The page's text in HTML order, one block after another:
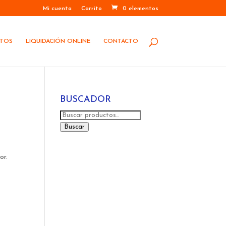
Mi cuenta Carrito 0 elementos
LIQUIDACIÓN ONLINE CONTACTO
BUSCADOR
Buscar
por:
Buscar